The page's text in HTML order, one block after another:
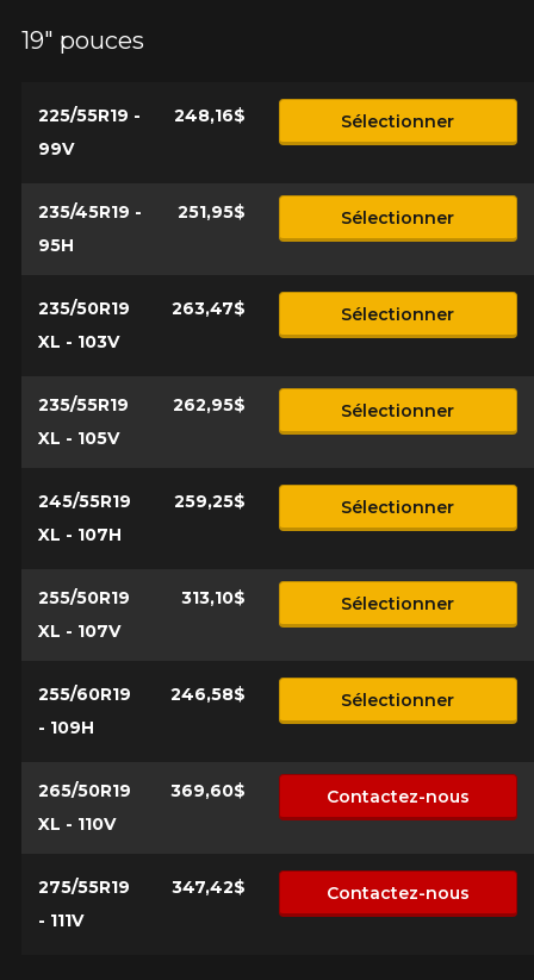
19" pouces
225/55R19 -
99V
248,16$ Sélectionner
235/45R19 -
95H
251,95$ Sélectionner
235/50R19
XL - 103V
263,47$ Sélectionner
235/55R19
XL - 105V
262,95$ Sélectionner
245/55R19
XL - 107H
259,25$ Sélectionner
255/50R19
XL - 107V
313,10$ Sélectionner
255/60R19
- 109H
246,58$ Sélectionner
265/50R19
XL - 110V
369,60$ Contactez-nous
275/55R19
- 111V
347,42$ Contactez-nous